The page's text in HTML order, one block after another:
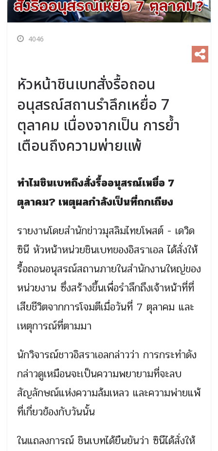
4046
หัวหน้าชินเบทสั่งรื้อถอน
อนุสรณ์สถานรำลึกเหยื่อ 7
ตุลาคม เนื่องจากเป็น การย้ำ
เตือนถึงความพ่ายแพ้
ทำไมชินเบทถึงสั่งรื้ออนุสรณ์เหยื่อ 7
ตุลาคม? เหตุผลกำลังเป็นที่ถกเถียง
รายงานโดยสำนักข่าวมุสลิมไทยโพสต์ - เดวิด
ซินี หัวหน้าหน่วยชินเบทของอิสราเอล ได้สั่งให้
รื้อถอนอนุสรณ์สถานภายในสำนักงานใหญ่ของ
หน่วยงาน ซึ่งสร้างขึ้นเพื่อรำลึกถึงเจ้าหน้าที่ที่
เสียชีวิตจากการโจมตีเมื่อวันที่ 7 ตุลาคม และ
เหตุการณ์ที่ตามมา
นักวิจารณ์ชาวอิสราเอลกล่าวว่า การกระทำดัง
กล่าวดูเหมือนจะเป็นความพยายามที่จะลบ
สัญลักษณ์แห่งความล้มเหลว และความพ่ายแพ้
ที่เกี่ยวข้องกับวันนั้น
ในแถลงการณ์ ชินเบทได้ยืนยันว่า ซินีได้สั่งให้